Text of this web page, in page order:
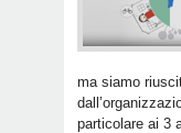
ma siamo
particolare ai 3